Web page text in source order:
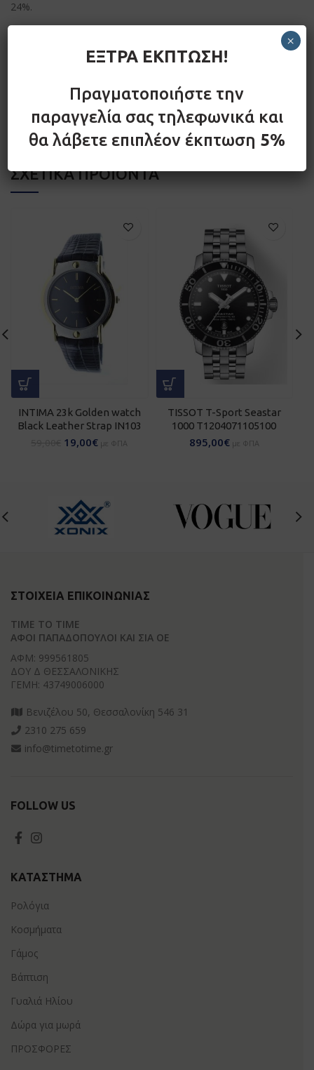
24%.
ΣΧΕΤΙΚΆ ΠΡΟΪΌΝΤΑ
INTIMA 23k Golden watch
Black Leather Strap IN103
19,00€ με ΦΠΑ
TISSOT T-Sport Seastar
1000 T1204071105100
895,00€με ΦΠΑ
ΣΤΟΙΧΕΊΑ ΕΠΙΚΟΙΝΩΝΊΑΣ
TIME TO TIME
ΑΦΟΙ ΠΑΠΑΔΟΠΟΥΛΟΙ ΚΑΙ ΣΙΑ ΟΕ
ΑΦΜ: 999561805
ΔΟΥ Δ ΘΕΣΣΑΛΟΝΙΚΗΣ
ΓΕΜΗ: 43749006000
Βενιζέλου 50, Θεσσαλονίκη 546 31
2310 275 659
info@timetotime.gr
FOLLOW US
ΚΑΤΆΣΤΗΜΑ
Ρολόγια
Κοσμήματα
Γάμος
Βάπτιση
Γυαλιά Ηλίου
Δώρα για μωρά
ΠΡΟΣΦΟΡΕΣ
ΕΞΤΡΑ ΕΚΠΤΩΣΗ!
Πραγματοποιήστε την
παραγγελία σας τηλεφωνικά και
θα λάβετε επιπλέον έκπτωση 5%
×